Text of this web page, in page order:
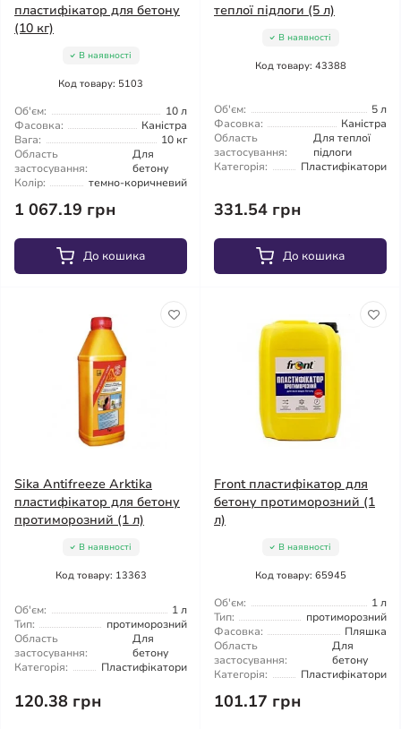
пластифікатор для бетону
(10 кг)
В наявності
Код товару: 5103
Об'єм:
10 л
Фасовка:
Каністра
Вага:
10 кг
Область
застосування:
Для
бетону
Колір:
темно-коричневий
1 067.19 грн
До кошика
теплої підлоги (5 л)
В наявності
Код товару: 43388
Об'єм:
5 л
Фасовка:
Каністра
Область
застосування:
Для теплої
підлоги
Категорія:
Пластифікатори
331.54 грн
До кошика
Sika Antifreeze Arktika
пластифікатор для бетону
протиморозний (1 л)
В наявності
Код товару: 13363
Об'єм:
1 л
Тип:
протиморозний
Область
застосування:
Для
бетону
Категорія:
Пластифікатори
120.38 грн
Front пластифікатор для
бетону протиморозний (1
л)
В наявності
Код товару: 65945
Об'єм:
1 л
Тип:
протиморозний
Фасовка:
Пляшка
Область
застосування:
Для
бетону
Категорія:
Пластифікатори
101.17 грн